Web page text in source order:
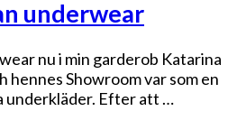
underwear
nu i min garderob Katarina
hennes Showroom var som en
underkläder. Efter att …